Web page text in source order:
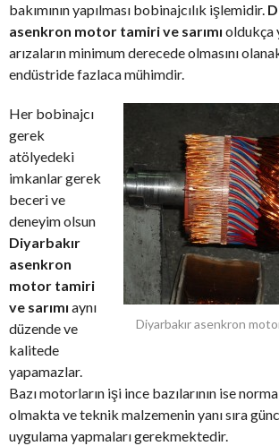
bakımının yapılması bobinajcılık işlemidir.
asenkron motor tamiri ve sarımı oldukça
arızaların minimum derecede olmasını
endüstride fazlaca mühimdir.
Diyarbakır asenkron motor
Her bobinajcı
gerek
atölyedeki
imkanlar gerek
beceri ve
deneyim olsun
Diyarbakır
asenkron
motor tamiri
ve sarımı aynı
düzende ve
kalitede
yapamazlar.
Bazı motorların işi ince bazılarının ise
olmakta ve teknik malzemenin yanı sıra
uygulama yapmaları gerekmektedir.